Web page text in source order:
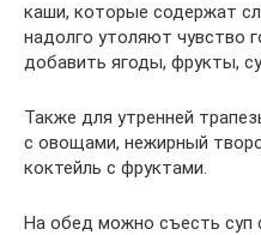
каши, которые содержат
надолго утоляют чувство
добавить ягоды, фрукты,
Также для утренней
с овощами, нежирный
коктейль с фруктами.
На обед можно съесть суп